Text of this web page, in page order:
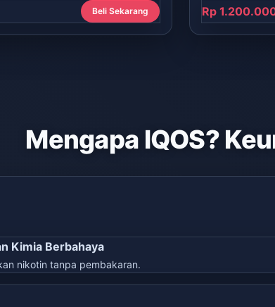
Beli Sekarang Rp
Mengapa IQOS?
Kimia Berbahaya
nikotin tanpa pembakaran.